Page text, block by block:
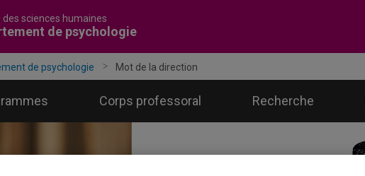
des sciences humaines
de psychologie
de psychologie Mot de la direction
Corps professoral Recherche